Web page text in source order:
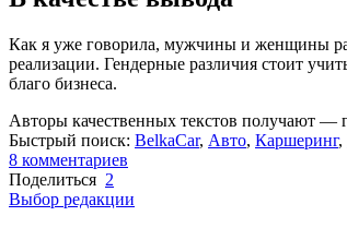
Как я уже говорила, мужчины и женщины
реализации. Гендерные различия стоит
благо бизнеса.
Авторы качественных текстов получают —
Быстрый поиск: BelkaCar, Авто, Каршеринг,
8 комментариев
Поделиться 2
Выбор редакции